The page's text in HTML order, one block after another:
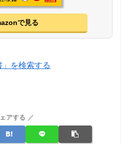
で見る
」を検索する
アする ／